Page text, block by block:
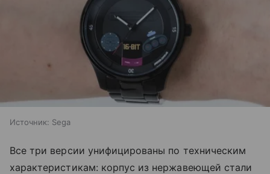
Источник: Sega
Все три версии унифицированы по техническим
характеристикам: корпус из нержавеющей стали